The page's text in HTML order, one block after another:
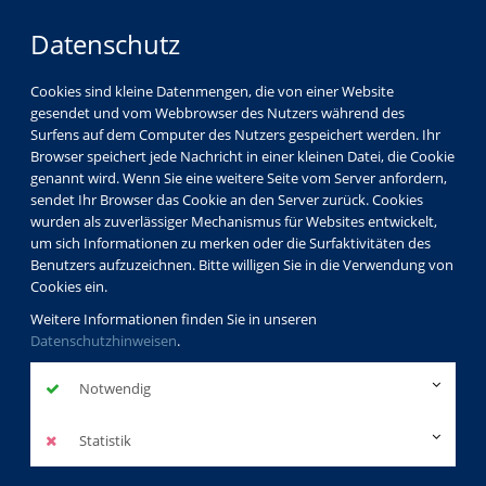
Datenschutz
Cookies sind kleine Datenmengen, die von einer Website
gesendet und vom Webbrowser des Nutzers während des
Surfens auf dem Computer des Nutzers gespeichert werden. Ihr
Browser speichert jede Nachricht in einer kleinen Datei, die Cookie
genannt wird. Wenn Sie eine weitere Seite vom Server anfordern,
sendet Ihr Browser das Cookie an den Server zurück. Cookies
wurden als zuverlässiger Mechanismus für Websites entwickelt,
um sich Informationen zu merken oder die Surfaktivitäten des
Benutzers aufzuzeichnen. Bitte willigen Sie in die Verwendung von
Cookies ein.
Weitere Informationen finden Sie in unseren
Datenschutzhinweisen.
Notwendig
Statistik